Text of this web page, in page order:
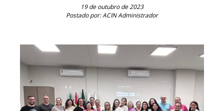
19 de outubro de 2023
Postado por: ACIN Administrador